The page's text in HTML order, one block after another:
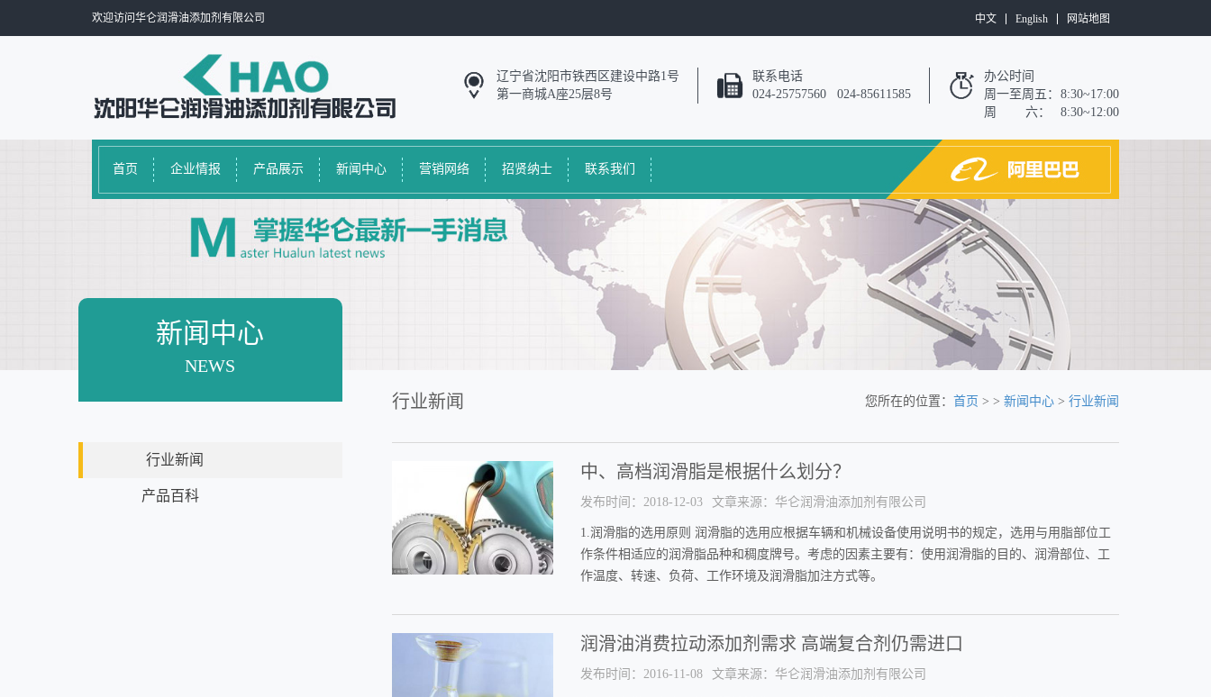
欢迎访问华仑润滑油添加剂有限公司 中文 English 网站地图
辽宁省沈阳市铁西区建设中路1号
第一商城A座25层8号
联系电话
024-25757560 024-85611585
办公时间
周一至周五： 8:30~17:00
周 六：
8:30~12:00
首页 企业情报 产品展示 新闻中心 营销网络 招贤纳士 联系我们
新闻中心
NEWS
行业新闻
产品百科
行业新闻 您所在的位置： 首页 > > 新闻中心 > 行业新闻
中、高档润滑脂是根据什么划分？
发布时间：2018-12-03 文章来源：华仑润滑油添加剂有限公司
1.润滑脂的选用原则 润滑脂的选用应根据车辆和机械设备使用说明书的规定，选用与用脂部位工
作条件相适应的润滑脂品种和稠度牌号。考虑的因素主要有：使用润滑脂的目的、润滑部位、工
作温度、转速、负荷、工作环境及润滑脂加注方式等。
润滑油消费拉动添加剂需求 高端复合剂仍需进口
发布时间：2016-11-08 文章来源：华仑润滑油添加剂有限公司